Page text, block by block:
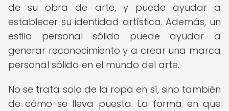
de su obra de arte, y puede ayudar a
establecer su identidad artística. Además, un
estilo personal sólido puede ayudar a
generar reconocimiento y a crear una marca
personal sólida en el mundo del arte.
No se trata solo de la ropa en sí, sino también
de cómo se lleva puesta. La forma en que